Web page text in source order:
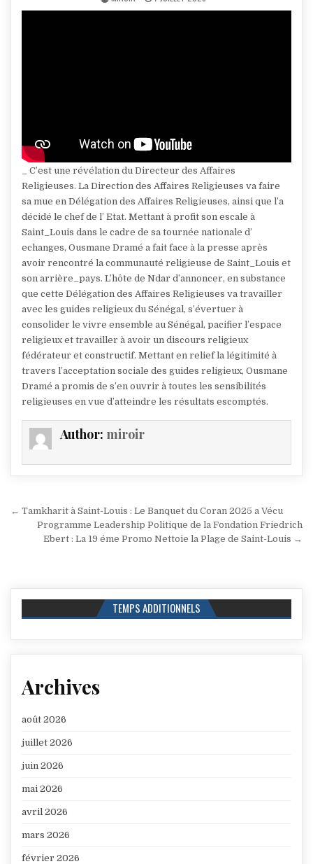
DATE:
_ C’est une révélation du Directeur des Affaires
Religieuses. La Direction des Affaires Religieuses va faire
sa mue en Délégation des Affaires Religieuses, ainsi que l’a
décidé le chef de l’ Etat. Mettant à profit son escale à
Saint_Louis dans le cadre de sa tournée nationale d’
echanges, Ousmane Dramé a fait face à la presse après
avoir rencontré la communauté religieuse de Saint_Louis et
son arrière_pays. L’hôte de Ndar d’annoncer, en substance
que cette Délégation des Affaires Religieuses va travailler
avec les guides religieux du Sénégal, s’évertuer à
consolider le vivre ensemble au Sénégal, pacifier l’espace
religieux et travailler à avoir un discours religieux
fédérateur et constructif. Mettant en relief la légitimité à
travers l’acceptation sociale des guides religieux, Ousmane
Dramé a promis de s’en ouvrir à toutes les sensibilités
religieuses en vue d’atteindre les résultats escomptés.
Author: miroir
Navigation
← Tamkharit à Saint-Louis : Le Banquet du Coran 2025 a Vécu
Programme Leadership Politique de la Fondation Friedrich
Ebert : La 19 éme Promo Nettoie la Plage de Saint-Louis →
TEMPS ADDITIONNELS
Archives
août 2026
juillet 2026
juin 2026
mai 2026
avril 2026
mars 2026
février 2026